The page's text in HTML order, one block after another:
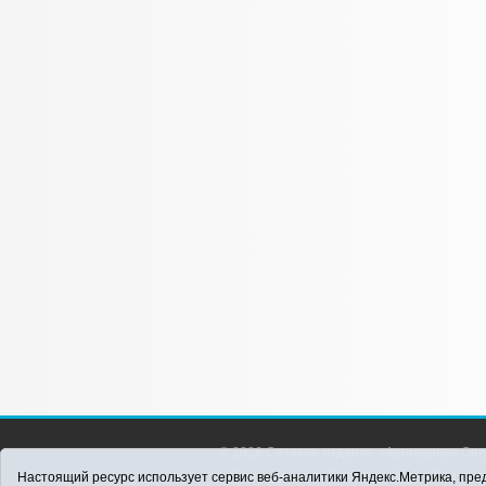
© 2026 Сетевое издание «Аромашево
района. Для детей старше 16 лет. Все
Настоящий ресурс использует сервис веб-аналитики Яндекс.Метрика,